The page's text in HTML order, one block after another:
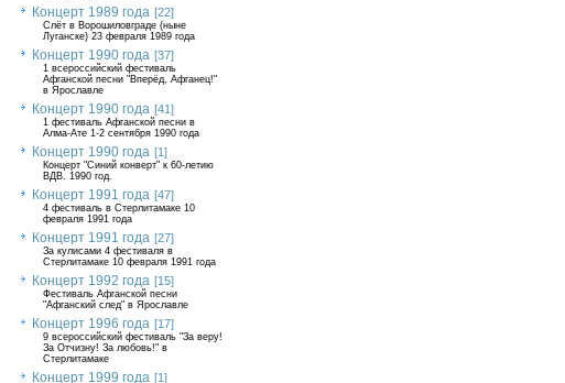
Концерт 1989 года [22]
Слёт в Ворошиловграде (ныне
Луганске) 23 февраля 1989 года
Концерт 1990 года [37]
1 всероссийский фестиваль
Афганской песни "Вперёд, Афганец!"
в Ярославле
Концерт 1990 года [41]
1 фестиваль Афганской песни в
Алма-Ате 1-2 сентября 1990 года
Концерт 1990 года [1]
Концерт "Синий конверт" к 60-летию
ВДВ. 1990 год.
Концерт 1991 года [47]
4 фестиваль в Стерлитамаке 10
февраля 1991 года
Концерт 1991 года [27]
За кулисами 4 фестиваля в
Стерлитамаке 10 февраля 1991 года
Концерт 1992 года [15]
Фестиваль Афганской песни
"Афганский след" в Ярославле
Концерт 1996 года [17]
9 всероссийский фестиваль "За веру!
За Отчизну! За любовь!" в
Стерлитамаке
Концерт 1999 года [1]